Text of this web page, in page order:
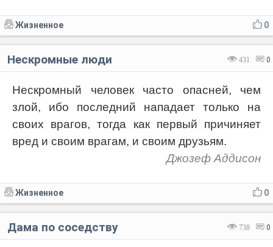
0
Жизненное
431 0
Нескромные люди
Нескромный человек часто опасней, чем
злой, ибо последний нападает только на
своих врагов, тогда как первый причиняет
вред и своим врагам, и своим друзьям.
Джозеф Аддисон
0
Жизненное
738 0
Дама по соседству